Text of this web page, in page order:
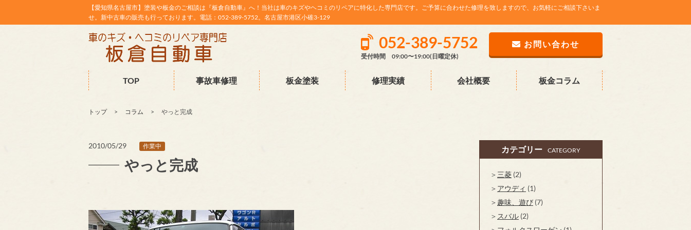
【愛知県名古屋市】塗装や板金のご相談は『板倉自動車』へ！当社は車のキズやヘコミのリペアに特化した専門店です。ご予算に合わせた修理を致しますので、お気軽にご相談下さいま
せ。新中古車の販売も行っております。電話：052-389-5752。名古屋市港区小碓3-129
052-389-5752
受付時間 09:00〜19:00(日曜定休)
お問い合わせ
TOP 事故車修理 板金塗装 修理実績 会社概要 板金コラム
トップ コラム やっと完成
2010/05/29 作業中
やっと完成
カテゴリー CATEGORY
三菱 (2)
アウディ (1)
趣味、遊び (7)
スバル (2)